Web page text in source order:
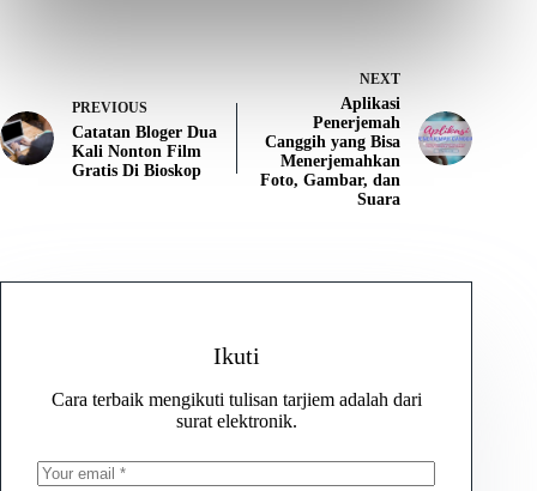
PREVIOUS
Catatan Bloger Dua
Kali Nonton Film
Gratis Di Bioskop
NEXT
Aplikasi
Penerjemah
Canggih yang Bisa
Menerjemahkan
Foto, Gambar, dan
Suara
Ikuti
Cara terbaik mengikuti tulisan tarjiem adalah dari
surat elektronik.